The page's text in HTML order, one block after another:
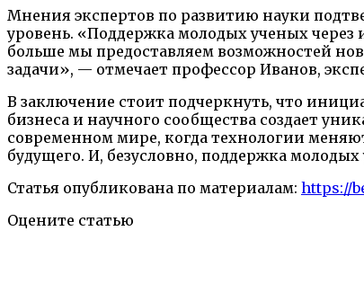
Мнения экспертов по развитию науки
уровень. «Поддержка молодых ученых
больше мы предоставляем возможностей
задачи», — отмечает профессор Иванов,
В заключение стоит подчеркнуть, что
бизнеса и научного сообщества создает
современном мире, когда технологии
будущего. И, безусловно, поддержка
Статья опубликована по материалам: https://
Оцените статью